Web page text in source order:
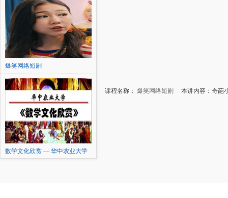
爆笑网络短剧
数学文化欣赏 — 华中农业大学
课程名称： 爆笑网络短剧 本讲内容：奇葩